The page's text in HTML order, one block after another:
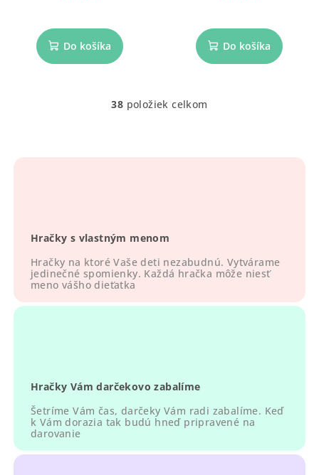
Do košíka Do košíka
O
e
p
r
k
i
s
u
38 položiek celkom
Hračky s vlastným menom
Hračky na ktoré Vaše deti nezabudnú. Vytvárame
jedinečné spomienky. Každá hračka môže niesť
meno vášho dieťatka
Hračky Vám darčekovo zabalíme
Šetríme Vám čas, darčeky Vám radi zabalíme. Keď
k Vám dorazia tak budú hneď pripravené na
darovanie